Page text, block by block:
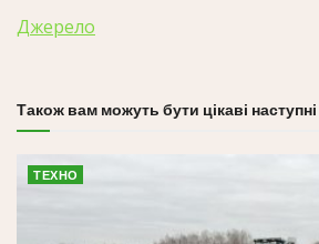
Джерело
Також вам можуть бути цікаві наступні
ТЕХНО